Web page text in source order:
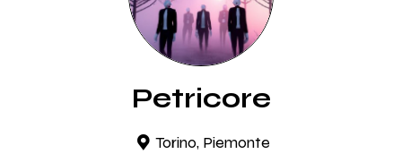
Petricore
Torino, Piemonte